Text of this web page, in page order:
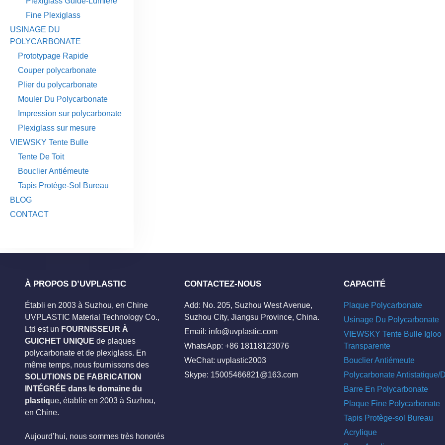
Fine Plexiglass
USINAGE DU
POLYCARBONATE
Prototypage Rapide
Couper polycarbonate
Plier du polycarbonate
Mouler Du Polycarbonate
Impression sur polycarbonate
Plexiglass sur mesure
VIEWSKY Tente Bulle
Tente De Toit
Bouclier Antiémeute
Tapis Protège-Sol Bureau
BLOG
CONTACT
À PROPOS D’UVPLASTIC
Établi en 2003 à Suzhou, en Chine
UVPLASTIC Material Technology Co.,
Ltd est un FOURNISSEUR À
GUICHET UNIQUE de plaques
polycarbonate et de plexiglass. En
même temps, nous fournissons des
SOLUTIONS DE FABRICATION
INTÉGRÉE dans le domaine du
plastique, établie en 2003 à Suzhou,
en Chine.
Aujourd’hui, nous sommes très honorés
CONTACTEZ-NOUS
Add: No. 205, Suzhou West Avenue,
Suzhou City, Jiangsu Province, China.
Email: info@uvplastic.com
WhatsApp: +86 18118123076
WeChat: uvplastic2003
Skype: 15005466821@163.com
CAPACITÉ
Plaque Polycarbonate
Usinage Du Polycarbonate
VIEWSKY Tente Bulle Igloo
Transparente
Bouclier Antiémeute
Polycarbonate Antistatique/
Barre En Polycarbonate
Plaque Fine Polycarbonate
Tapis Protège-sol Bureau
Acrylique